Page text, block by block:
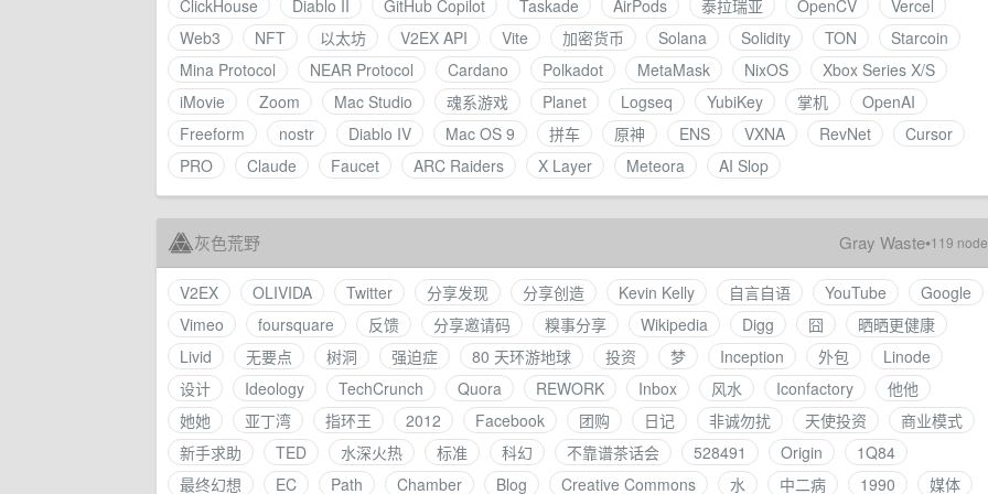
ClickHouse Diablo II GitHub Copilot Taskade AirPods 泰拉瑞亚 OpenCV
Vercel
Web3
NFT 以太坊 V2EX API Vite 加密货币 Solana Solidity TON
Starcoin
Mina Protocol
NEAR Protocol Cardano Polkadot MetaMask NixOS
Xbox Series X/S
iMovie
Zoom Mac Studio 魂系游戏 Planet Logseq YubiKey 掌机
OpenAI
Freeform
nostr Diablo IV Mac OS 9 拼车 原神 ENS VXNA RevNet
Cursor
PRO
Claude Faucet ARC Raiders X Layer Meteora AI Slop
灰色荒野 Gray Waste•119
V2EX OLIVIDA Twitter 分享发现 分享创造 Kevin Kelly 自言自语 YouTube
Google
Vimeo
foursquare 反馈 分享邀请码 糗事分享 Wikipedia Digg 囧
晒晒更健康
Livid
无要点 树洞 强迫症 80 天环游地球 投资 梦 Inception 外包
Linode
设计
Ideology TechCrunch Quora REWORK Inbox 风水 Iconfactory
他他
她她
亚丁湾 指环王 2012 Facebook 团购 日记 非诚勿扰 天使投资
商业模式
新手求助
TED 水深火热 标准 科幻 不靠谱茶话会 528491 Origin
1Q84
最终幻想
EC Path Chamber Blog Creative Commons 水 中二病 1990 媒体